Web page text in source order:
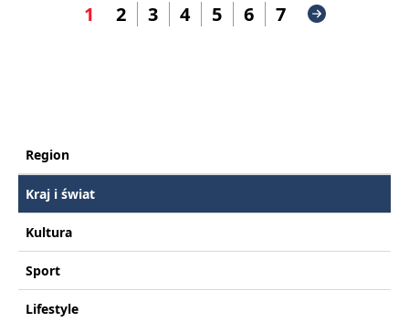
1 2 3 4 5 6 7
Region
Kraj i świat
Kultura
Sport
Lifestyle